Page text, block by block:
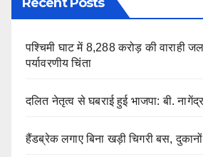
पश्चिमी घाट में 8,288 करोड़ की वाराही
पर्यावरणीय चिंता
दलित नेतृत्व से घबराई हुई भाजपा: बी. नागेंद्र
हैंडब्रेक लगाए बिना खड़ी चिगरी बस,